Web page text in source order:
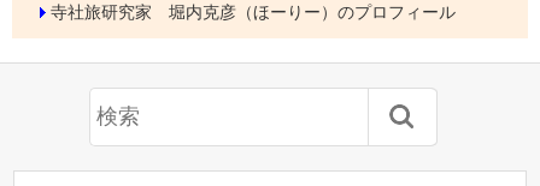
寺社旅研究家 堀内克彦（ほーりー）のプロフィール